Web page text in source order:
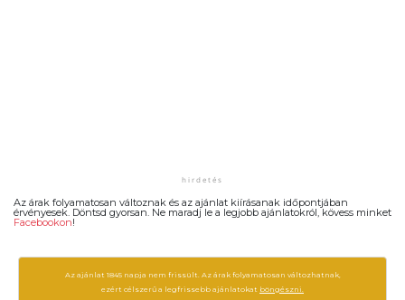
Az árak folyamatosan változnak és az ajánlat kiírásanak időpontjában
érvényesek. Döntsd gyorsan. Ne maradj le a legjobb ajánlatokról, kövess minket
Facebookon!
Az ajánlat 1845 napja nem frissült. Az árak folyamatosan változhatnak,
ezért célszerű a legfrissebb ajánlatokat böngészni.